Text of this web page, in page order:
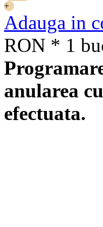
+
Adauga in
RON * 1
anularea
efectuata.